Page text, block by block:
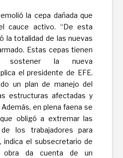
la cepa dañada que
cauce activo. “De esta
la totalidad de las nuevas
Estas cepas tienen
sostener la nueva
el presidente de EFE.
un plan de manejo del
estructuras afectadas y
en plena faena se
obligó a extremar las
los trabajadores para
indica el subsecretario de
obra da cuenta de un